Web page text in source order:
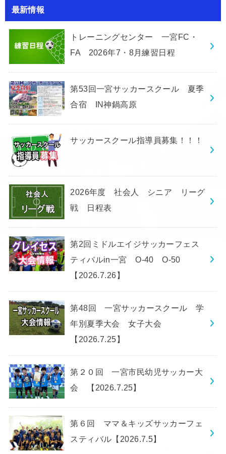
最新情報
トレーニングセンター 一宮FC・
FA 2026年7・8月練習日程
第53回一宮サッカースクール 夏季
合宿 IN神鍋高原
サッカースクール指導員募集！！！
2026年度 社会人 シニア リーグ
戦 日程表
第2回ミドルエイジサッカーフェス
ティバルin一宮 O-40 O-50
【2026.7.26】
第48回 一宮サッカースクール 学
年別夏季大会 女子大会
【2026.7.25】
第２０回 一宮市民幼児サッカー大
会 【2026.7.25】
第６回 ママ＆キッズサッカーフェ
スティバル【2026.7.5】